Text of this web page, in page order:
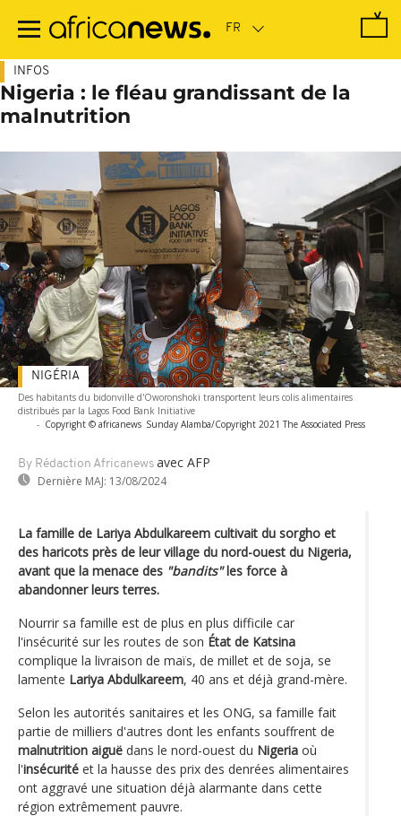
contenu
INFOS
Nigeria : le fléau grandissant de la
malnutrition
Des habitants du bidonville d'Oworonshoki transportent leurs colis alimentaires
distribués par la Lagos Food Bank Initiative
- Copyright © africanews Sunday Alamba/Copyright 2021 The Associated Press
By Rédaction Africanews avec AFP
Dernière MAJ: 13/08/2024
NIGÉRIA
La famille de Lariya Abdulkareem cultivait du sorgho et
des haricots près de leur village du nord-ouest du Nigeria,
avant que la menace des "bandits"les force à
abandonner leurs terres.
Nourrir sa famille est de plus en plus difficile car
l'insécurité sur les routes de son État de Katsina
complique la livraison de maïs, de millet et de soja, se
lamente Lariya Abdulkareem, 40 ans et déjà grand-mère.
Selon les autorités sanitaires et les ONG, sa famille fait
partie de milliers d'autres dont les enfants souffrent de
malnutrition aiguë dans le nord-ouest du Nigeria où
l'insécurité et la hausse des prix des denrées alimentaires
ont aggravé une situation déjà alarmante dans cette
région extrêmement pauvre.